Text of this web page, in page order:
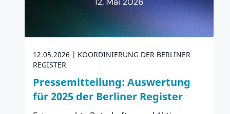
12.05.2026
KOORDINIERUNG DER BERLINER
REGISTER
Pressemitteilung: Auswertung
für 2025 der Berliner Register